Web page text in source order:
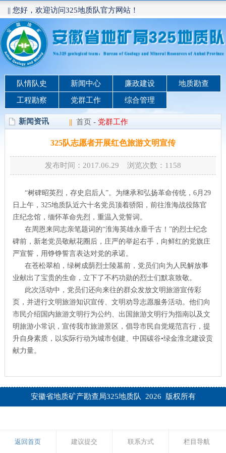
|| 您好，欢迎访问325地质队官方网站！
队情队史 新闻中心 廉政建设 地质勘查
工程勘察 党群工作 综合管理
新闻资讯 || 首页 - 党群工作
325队志愿者开展红色旅游文明宣传
发布时间：2017.06.29 浏览次数： 1158
“树碑昭英烈，存史启后人”。为继承和弘扬革命传统，6月29
日上午，325地质队近六十名党员顶着骄阳，前往淮海战役陈官
庄纪念馆，缅怀革命先烈，重温入党誓词。
在周恩来同志亲笔题词的“淮海英雄永垂千古！”的烈士纪念
碑前，新老党员敬献花圈后，庄严的举起右手，向鲜红的党旗庄
严宣誓，用铮铮誓言表达对党的承诺。
在苍松翠柏，绿树成荫烈士陵墓前，党员们向为人民解放事
业献出了宝贵的生命，立下了不朽功勋的烈士们默哀致敬。
此次活动中，党员们还向来往的群众发放文明旅游宣传彩
页，并进行文明旅游知识宣传、文明劝导志愿服务活动。他们向
市民介绍国内旅游文明行为公约、出国旅游文明行为指南以及文
明旅游小常识，宣传我市旅游景区，倡导市民自觉规范言行，提
升自身素质，以实际行动为城市创建、中国碳谷•绿金淮北建设贡
献力量。
安徽省地质矿产勘查局325地质队 2026 版权所有
返回首页 建议提交 联系方式 栏目导航